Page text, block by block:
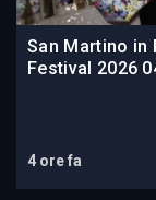
San Martino in
Festival 2026
4 ore fa